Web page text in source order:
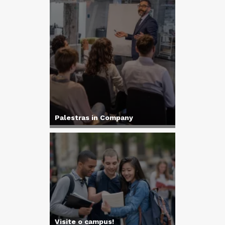
Palestras in Company
Visite o campus!